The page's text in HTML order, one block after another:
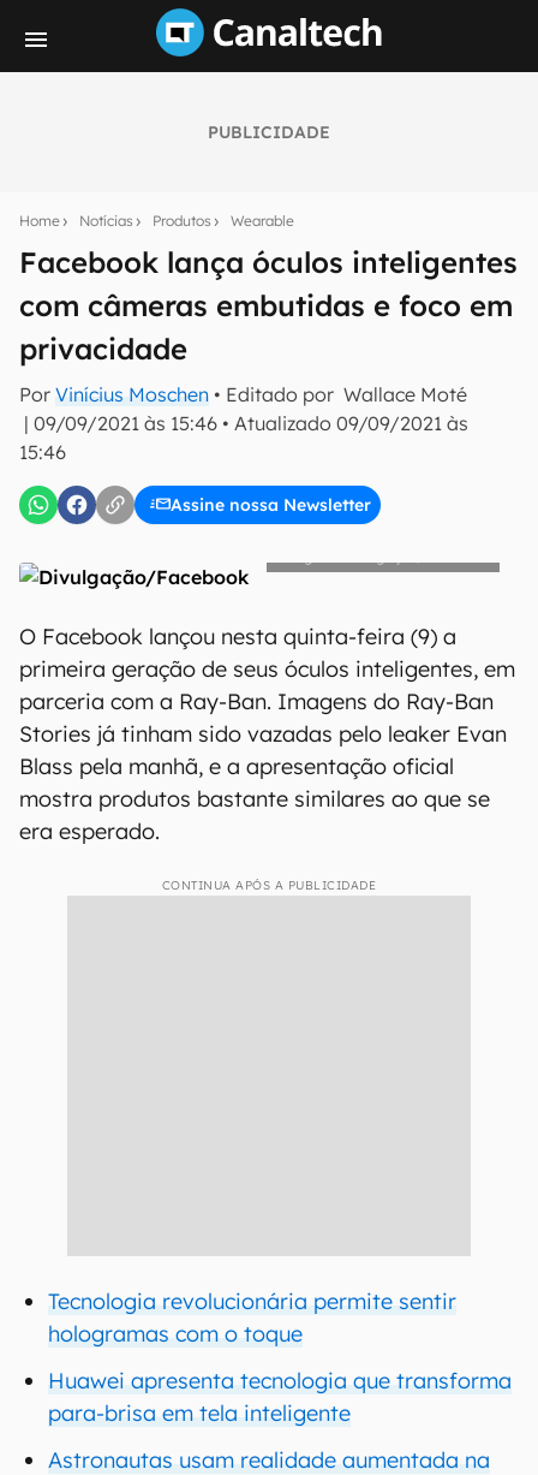
PUBLICIDADE
Home Notícias Produtos Wearable
Facebook lança óculos inteligentes
com câmeras embutidas e foco em
privacidade
Por Vinícius Moschen • Editado por Wallace Moté
| 09/09/2021 às 15:46 • Atualizado 09/09/2021 às
15:46
Assine nossa Newsletter
notícias e reviews sobre tecnologia em primeira
mão.
E-mail
inscreva-se
Uso e Política de Privacidade do Canaltech.
O Facebook lançou nesta quinta-feira (9) a
primeira geração de seus óculos inteligentes, em
parceria com a Ray-Ban. Imagens do Ray-Ban
Stories já tinham sido vazadas pelo leaker Evan
Blass pela manhã, e a apresentação oficial
mostra produtos bastante similares ao que se
era esperado.
CONTINUA APÓS A PUBLICIDADE
Tecnologia revolucionária permite sentir
hologramas com o toque
Huawei apresenta tecnologia que transforma
para-brisa em tela inteligente
Astronautas usam realidade aumentada na